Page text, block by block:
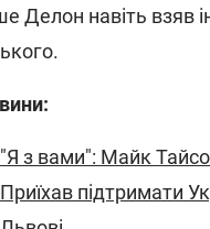
Делон навіть взяв
"Я з вами": Майк
Приїхав підтримати